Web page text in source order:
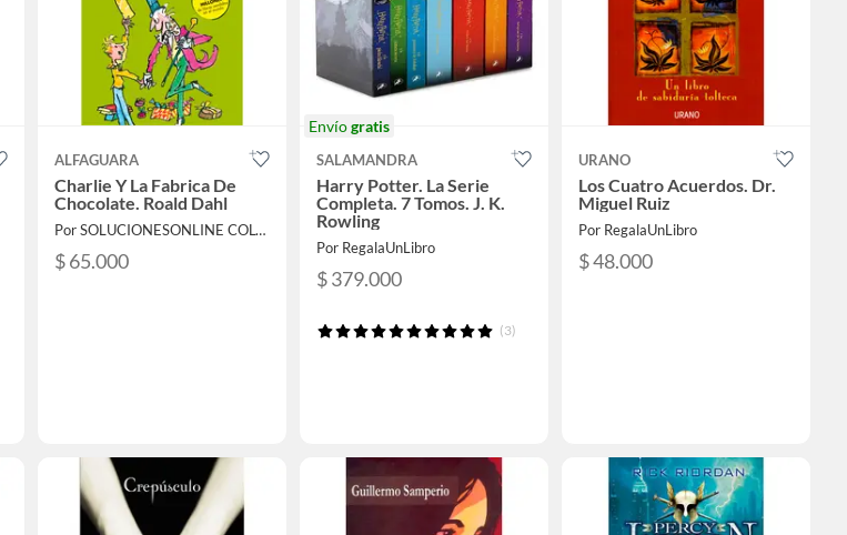
ALFAGUARA
Charlie Y La Fabrica De
Chocolate. Roald Dahl
Por SOLUCIONESONLINE COLOMBIA SAS
$ 65.000
Envíogratis
SALAMANDRA
Harry Potter. La Serie
Completa. 7 Tomos. J. K.
Rowling
Por RegalaUnLibro
$ 379.000
(3)
URANO
Los Cuatro Acuerdos. Dr.
Miguel Ruiz
Por RegalaUnLibro
$ 48.000